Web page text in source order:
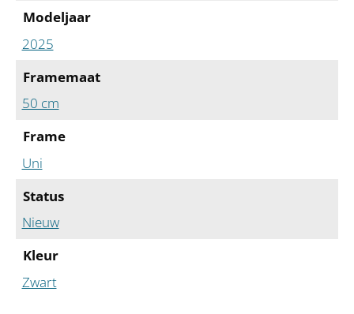
Modeljaar
2025
Framemaat
50 cm
Frame
Uni
Status
Nieuw
Kleur
Zwart